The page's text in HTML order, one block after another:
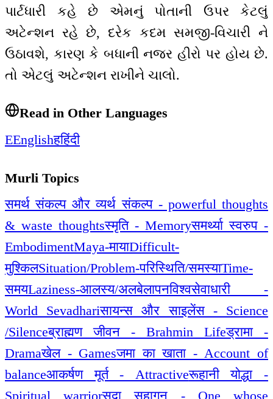
પાર્ટધારી કહે છે એમનું પોતાની ઉપર કેટલું
અટેન્શન રહે છે, દરેક કદમ સમજી-વિચારી ને
ઉઠાવશે, કારણ કે બધાની નજર હીરો પર હોય છે.
તો એટલું અટેન્શન રાખીને ચાલો.
Read in Other Languages
EEnglishहहिंदी
Murli Topics
समर्थ संकल्प और व्यर्थ संकल्प - powerful thoughts
& waste thoughtsस्मृति - Memoryसमर्थ्या स्वरुप -
EmbodimentMaya-मायाDifficult-
मुश्किलSituation/Problem-परिस्थिति/समस्याTime-
समयLaziness-आलस्य/अलबेलापनविश्वसेवाधारी -
World Sevadhariसायन्स और साइलेंस - Science
/Silenceब्राह्मण जीवन - Brahmin Lifeड्रामा -
Dramaखेल - Gamesजमा का खाता - Account of
balanceआकर्षण मूर्त - Attractiveरूहानी योद्धा -
Spiritual warriorसदा सुहागन - One whose